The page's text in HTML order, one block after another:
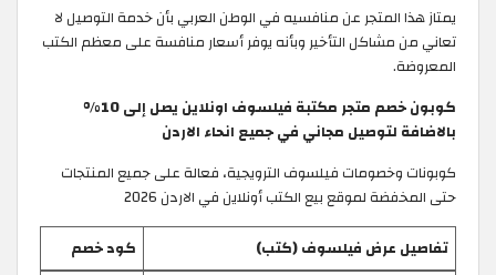
يمتاز هذا المتجر عن منافسيه في الوطن العربي بأن خدمة التوصيل لا
تعاني من مشاكل التأخير وبأنه يوفر أسعار منافسة على معظم الكتب
المعروضة.
كوبون خصم متجر مكتبة فيلسوف اونلاين يصل إلى 10%
بالاضافة لتوصيل مجاني في جميع انحاء الاردن
كوبونات وخصومات فيلسوف الترويجية، فعالة على جميع المنتجات
حتى المخفضة لموقع بيع الكتب أونلاين في الاردن 2026
تفاصيل عرض فيلسوف (كتب)
كود خصم